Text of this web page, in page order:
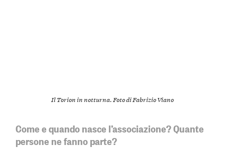
Il Torion in notturna. Foto di Fabrizio Viano
Come e quando nasce l’associazione? Quante
persone ne fanno parte?